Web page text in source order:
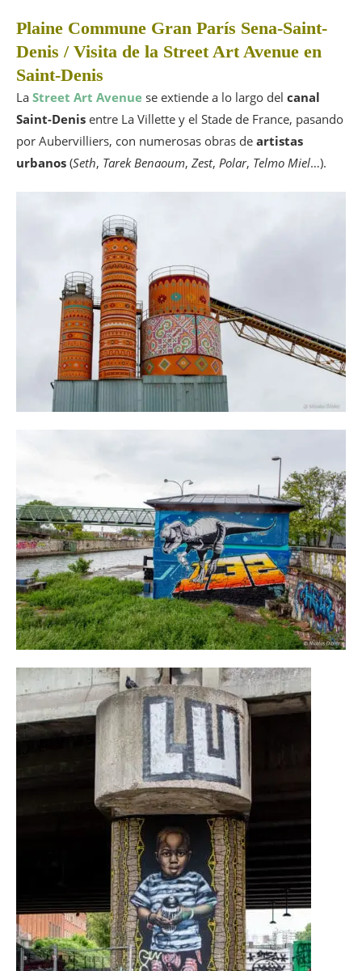
Plaine Commune Gran París Sena-Saint-
Denis / Visita de la Street Art Avenue en
Saint-Denis
La Street Art Avenue se extiende a lo largo del canal
Saint-Denis entre La Villette y el Stade de France, pasando
por Aubervilliers, con numerosas obras de artistas
urbanos (Seth, Tarek Benaoum, Zest, Polar, Telmo Miel…).